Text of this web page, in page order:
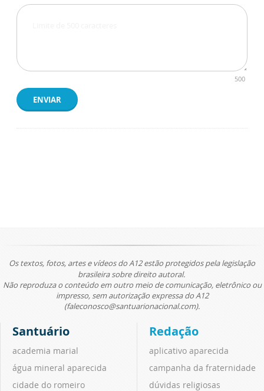
500
ENVIAR
Os textos, fotos, artes e vídeos do A12 estão protegidos pela legislação
brasileira sobre direito autoral.
Não reproduza o conteúdo em outro meio de comunicação, eletrônico ou
impresso, sem autorização expressa do A12
(faleconosco@santuarionacional.com).
Santuário
academia marial
água mineral aparecida
cidade do romeiro
Redação
aplicativo aparecida
campanha da fraternidade
dúvidas religiosas